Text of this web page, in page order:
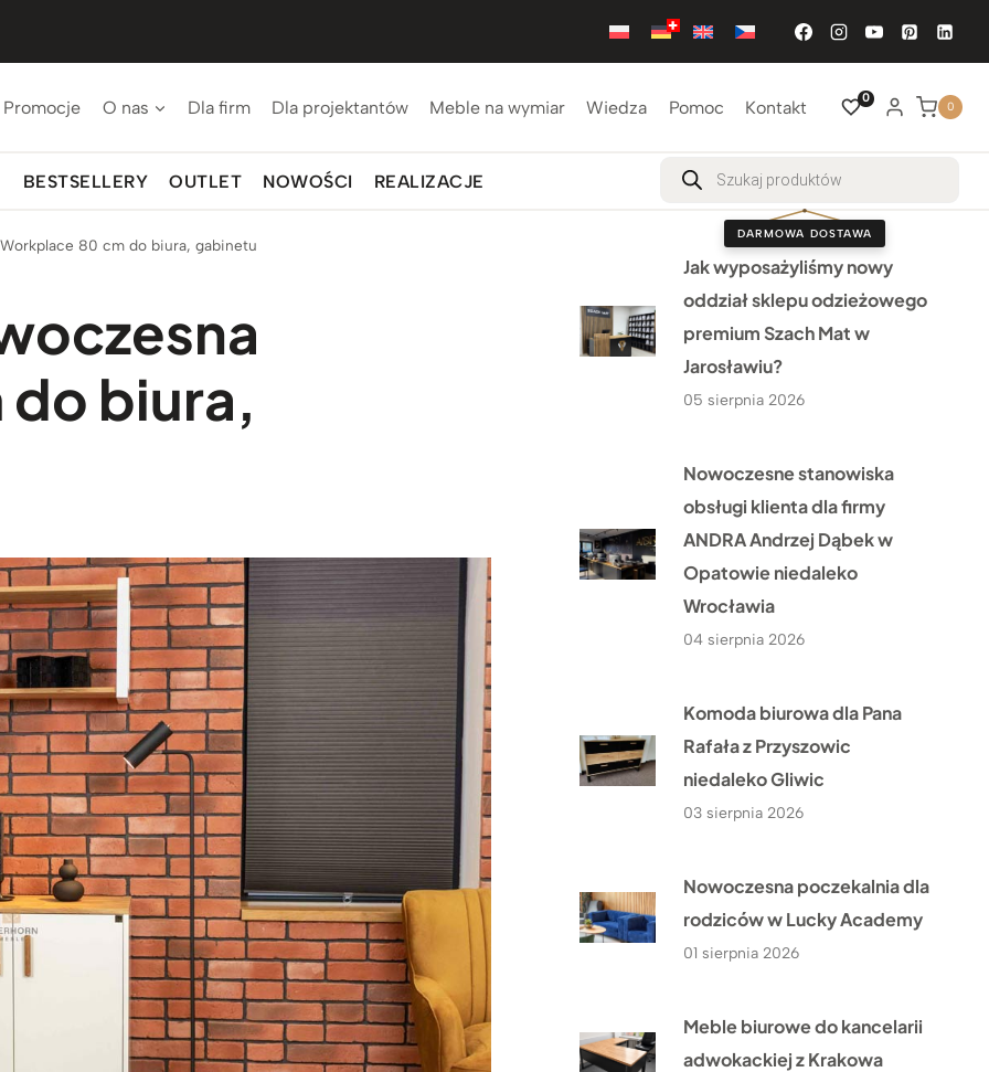
Promocje O nas Dla firm Dla projektantów Meble na wymiar Wiedza Pomoc Kontakt 0
0
BESTSELLERY OUTLET NOWOŚCI REALIZACJE
Wyszukiwarka
produktów
DARMOWA DOSTAWA
Workplace 80 cm do biura, gabinetu
biura,
Jak wyposażyliśmy nowy
oddział sklepu odzieżowego
premium Szach Mat w
Jarosławiu?
05 sierpnia 2026
Nowoczesne stanowiska
obsługi klienta dla firmy
ANDRA Andrzej Dąbek w
Opatowie niedaleko
Wrocławia
04 sierpnia 2026
Komoda biurowa dla Pana
Rafała z Przyszowic
niedaleko Gliwic
03 sierpnia 2026
Nowoczesna poczekalnia dla
rodziców w Lucky Academy
01 sierpnia 2026
Meble biurowe do kancelarii
adwokackiej z Krakowa